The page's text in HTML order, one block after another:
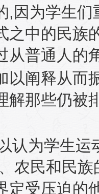
, 因为学生
之中的民族
从普通人的
以阐释从
解那些仍被
认为学生运
农民和民
定受压迫的